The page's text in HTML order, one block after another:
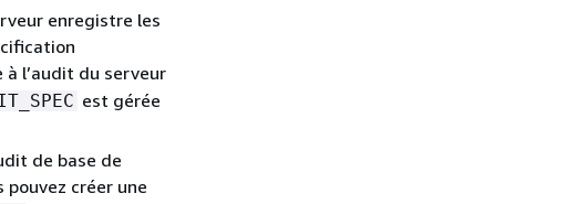
enregistre les
l’audit du serveur
est gérée
de base de
pouvez créer une